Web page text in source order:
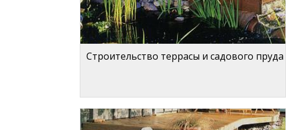
Строительство террасы и садового пруда